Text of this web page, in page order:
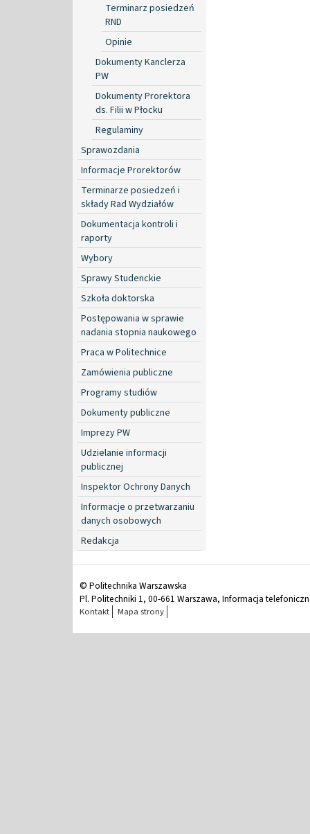
Terminarz posiedzeń
RND
Opinie
Dokumenty Kanclerza
PW
Dokumenty Prorektora
ds. Filii w Płocku
Regulaminy
Sprawozdania
Informacje Prorektorów
Terminarze posiedzeń i
składy Rad Wydziałów
Dokumentacja kontroli i
raporty
Wybory
Sprawy Studenckie
Szkoła doktorska
Postępowania w sprawie
nadania stopnia naukowego
Praca w Politechnice
Zamówienia publiczne
Programy studiów
Dokumenty publiczne
Imprezy PW
Udzielanie informacji
publicznej
Inspektor Ochrony Danych
Informacje o przetwarzaniu
danych osobowych
Redakcja
© Politechnika Warszawska
Pl. Politechniki 1, 00-661 Warszawa, Informacja
Kontakt Mapa strony